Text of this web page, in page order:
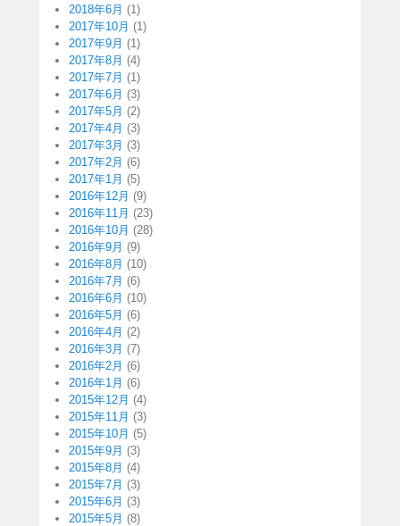
2018年6月 (1)
2017年10月 (1)
2017年9月 (1)
2017年8月 (4)
2017年7月 (1)
2017年6月 (3)
2017年5月 (2)
2017年4月 (3)
2017年3月 (3)
2017年2月 (6)
2017年1月 (5)
2016年12月 (9)
2016年11月 (23)
2016年10月 (28)
2016年9月 (9)
2016年8月 (10)
2016年7月 (6)
2016年6月 (10)
2016年5月 (6)
2016年4月 (2)
2016年3月 (7)
2016年2月 (6)
2016年1月 (6)
2015年12月 (4)
2015年11月 (3)
2015年10月 (5)
2015年9月 (3)
2015年8月 (4)
2015年7月 (3)
2015年6月 (3)
2015年5月 (8)